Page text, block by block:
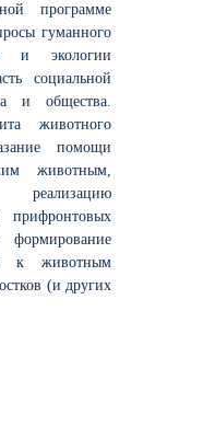
программе
гуманного
и экологии
социальной
и общества.
животного
помощи
животным,
к животным
(и других